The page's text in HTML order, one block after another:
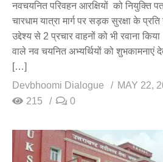
नवचयनित परिवहन आरक्षियों को नियुक्ति
चारधाम यात्रा मार्ग पर सड़क सुरक्षा के
उद्देश्य से 2 प्रचार वाहनों को भी रवाना
वाले नव चयनित अभ्यर्थियों को शुभकामनाएं
[…]
Devbhoomi Dialogue
MAY 22,
215
0